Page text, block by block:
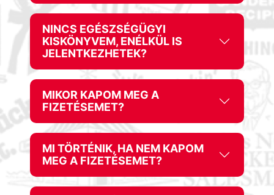
NINCS EGÉSZSÉGÜGYI
KISKÖNYVEM, ENÉLKÜL IS
JELENTKEZHETEK?
MIKOR KAPOM MEG A
FIZETÉSEMET?
MI TÖRTÉNIK, HA NEM KAPOM
MEG A FIZETÉSEMET?